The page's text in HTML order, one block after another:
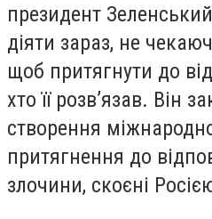
президент
діяти зараз, не
щоб притягнути до
хто її розв’язав. Він
створення
притягнення до
злочини, скоєні